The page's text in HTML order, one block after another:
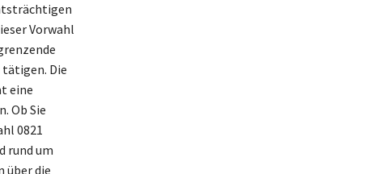
Vorwahl
Die
eine
Ob Sie
0821
rund um
über die